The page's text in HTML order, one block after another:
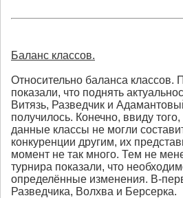
Баланс классов.
Относительно баланса классов.
показали, что поднять
Витязь, Разведчик и
получилось. Конечно, ввиду
данные классы не могли
конкуренции другим, их
момент не так много. Тем не
турнира показали, что
определённые изменения. В-
Разведчика, Волхва и Берсерка.